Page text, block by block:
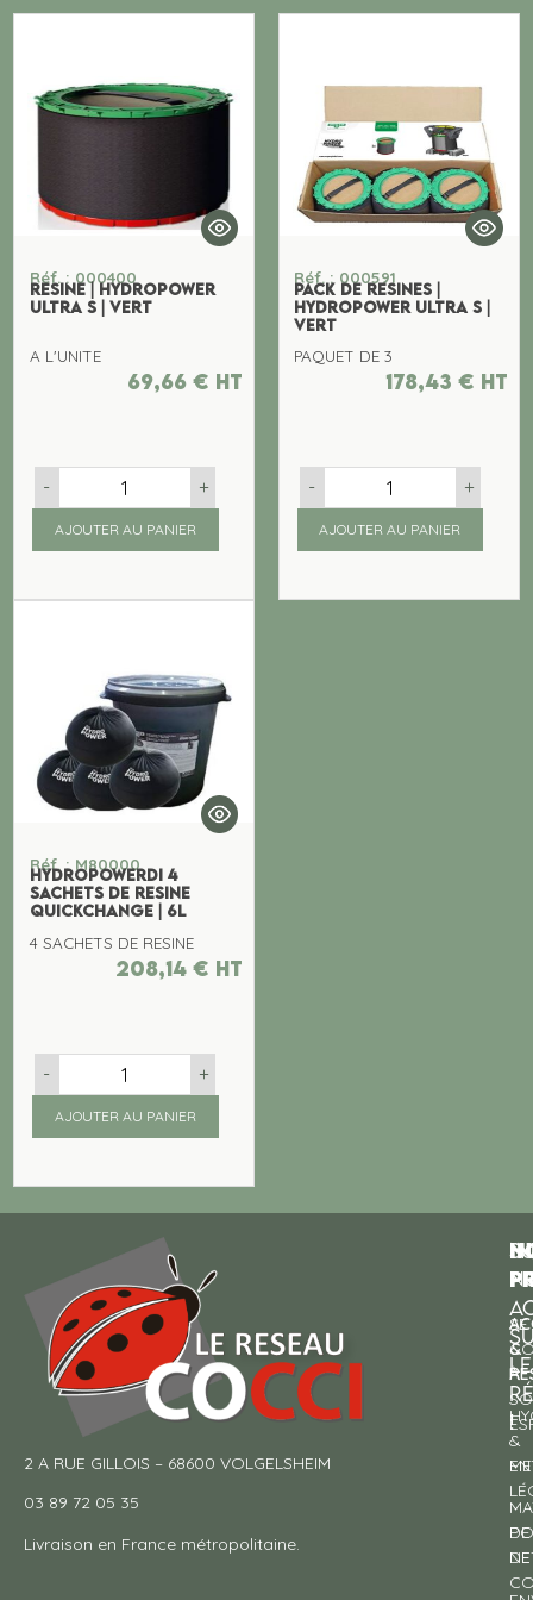
Réf. : 000400
RESINE | HYDROPOWER
ULTRA S | VERT
A L'UNITE
69,66 € ht
- +
AJOUTER AU PANIER
Réf. : 000591
PACK DE RESINES |
HYDROPOWER ULTRA S |
VERT
PAQUET DE 3
178,43 € ht
- +
AJOUTER AU PANIER
Réf. : M80000
HYDROPOWERDI 4
SACHETS DE RESINE
QUICKCHANGE | 6L
4 SACHETS DE RESINE
208,14 € ht
- +
AJOUTER AU PANIER
2 A RUE GILLOIS – 68600 VOLGELSHEIM
03 89 72 05 35
Livraison en France métropolitaine.
&
&
DE
SE
À
DE
!